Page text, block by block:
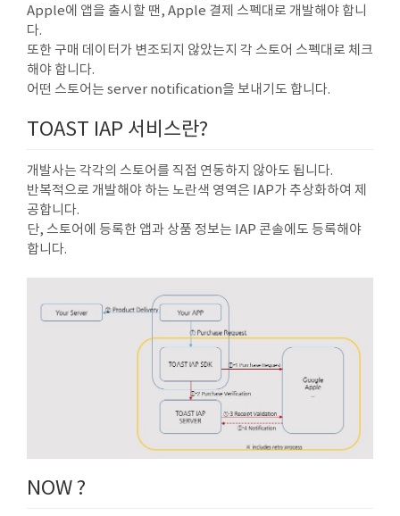
Apple에 앱을 출시할 땐, Apple 결제 스펙대로 개발해야 합니
다.
또한 구매 데이터가 변조되지 않았는지 각 스토어 스펙대로 체크
해야 합니다.
어떤 스토어는 server notification을 보내기도 합니다.
TOAST IAP 서비스란?
개발사는 각각의 스토어를 직접 연동하지 않아도 됩니다.
반복적으로 개발해야 하는 노란색 영역은 IAP가 추상화하여 제
공합니다.
단, 스토어에 등록한 앱과 상품 정보는 IAP 콘솔에도 등록해야
합니다.
NOW ?